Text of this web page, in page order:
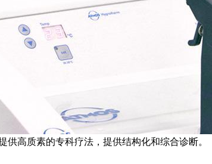
供高质素的专科疗法，提供结构化和综合诊断。